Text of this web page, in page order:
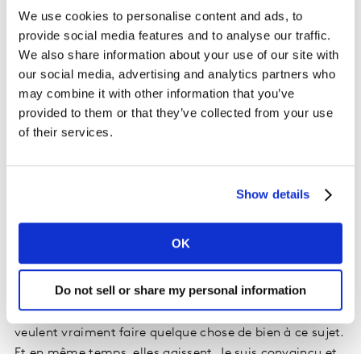
We use cookies to personalise content and ads, to
provide social media features and to analyse our traffic.
We also share information about your use of our site with
our social media, advertising and analytics partners who
may combine it with other information that you’ve
provided to them or that they’ve collected from your use
of their services.
Show details
OK
Do not sell or share my personal information
La plus grande transparence est probablement la plus
efficace. Après, il est vrai qu'en matière de message, il
faut encore s'assurer que celui-ci peut être entendu par
les consommateurs. Et là, bien sûr, nous ne pouvons
que conseiller à nos clients et à nos marques de vérifier
si leur message sera entendu ou non. En l'occurrence,
s'y engagent ou non, et qu'ils y croient ou non. Il y a
On obtient ainsi quatre groupes de personnes plus ou
moins engagées. Les plus engagés sont ceux que nous
appelons les actifs. Ce sont des personnes qui croient
fondamentalement qu'elles ont un rôle à jouer et qui
veulent vraiment faire quelque chose de bien à ce sujet.